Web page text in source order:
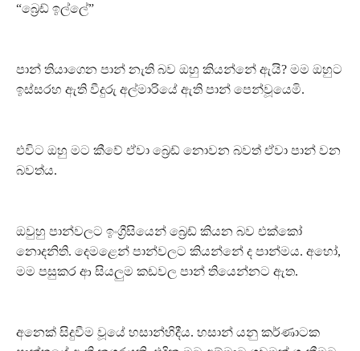
“බ්‍රෙඩ් ඉල්ලේ”
පාන් තියාගෙන පාන් නැති බව ඔහු කියන්නේ ඇයි? මම ඔහුට
ඉස්සරහ ඇති වීදුරු අල්මාරියේ ඇති පාන් පෙන්වූයෙමි.
එවිට ඔහු මට කීවේ ඒවා බ්‍රෙඩ් නොවන බවත් ඒවා පාන් වන
බවත්ය.
ඔවුහු පාන්වලට ඉංග්‍රීසියෙන් බ්‍රෙඩ් කියන බව එක්කෝ
නොදනිති. දෙමළෙන් පාන්වලට කියන්නේ ද පාන්මය. අහෝ,
මම පසුකර ආ සියලුම කඩවල පාන් තියෙන්නට ඇත.
අනෙක් සිදුවීම වූයේ හසාන්හිදීය. හසාන් යනු කර්ණාටක